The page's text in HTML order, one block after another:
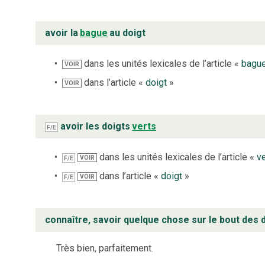
avoir la bague au doigt
VOIR dans les unités lexicales de l’article «
VOIR dans l’article «doigt »
F/E avoir les doigts verts
F/E VOIR dans les unités lexicales de l’article «
F/E VOIR dans l’article «doigt »
connaître, savoir quelque chose sur le bout des
Très bien, parfaitement.